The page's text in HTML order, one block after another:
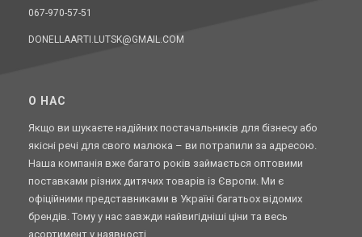
067-970-57-51
DONELLAARTI.LUTSK@GMAIL.COM
O НАС
Якщо ви шукаєте надійних постачальників для бізнесу або
якісні речі для свого малюка – ви потрапили за адресою.
Наша компанія вже багато років займається оптовими
поставками різних дитячих товарів із Європи. Ми є
офіційними представниками в Україні багатьох відомих
брендів. Тому у нас завжди найвигідніші ціни та весь
асортимент у наявності.